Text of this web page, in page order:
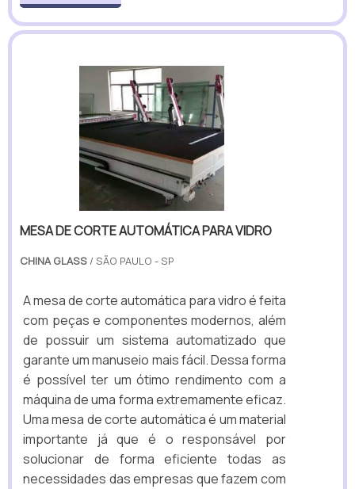
MESA DE CORTE AUTOMÁTICA PARA VIDRO
CHINA GLASS / SÃO PAULO - SP
A mesa de corte automática para vidro é feita
com peças e componentes modernos, além
de possuir um sistema automatizado que
garante um manuseio mais fácil. Dessa forma
é possível ter um ótimo rendimento com a
máquina de uma forma extremamente eficaz.
Uma mesa de corte automática é um material
importante já que é o responsável por
solucionar de forma eficiente todas as
necessidades das empresas que fazem com